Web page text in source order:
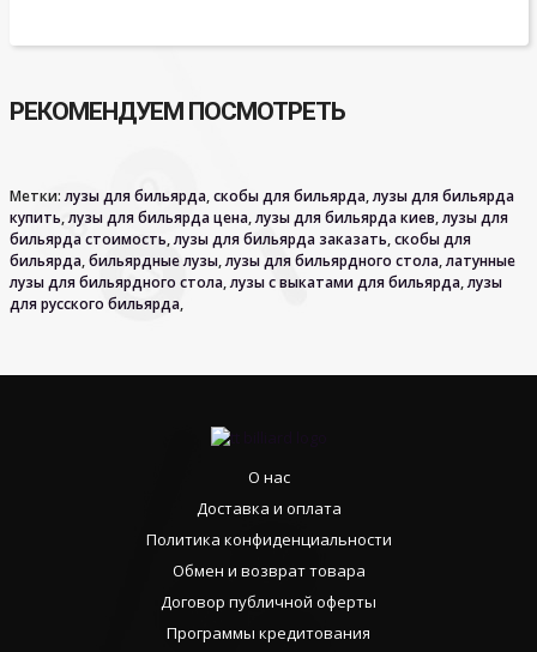
РЕКОМЕНДУЕМ ПОСМОТРЕТЬ
Метки: лузы для бильярда,скобы для бильярда,лузы для бильярда
купить,лузы для бильярда цена,лузы для бильярда киев,лузы для
бильярда стоимость,лузы для бильярда заказать,скобы для
бильярда,бильярдные лузы,лузы для бильярдного стола,латунные
лузы для бильярдного стола,лузы с выкатами для бильярда,лузы
для русского бильярда,
О нас
Доставка и оплата
Политика конфиденциальности
Обмен и возврат товара
Договор публичной оферты
Программы кредитования